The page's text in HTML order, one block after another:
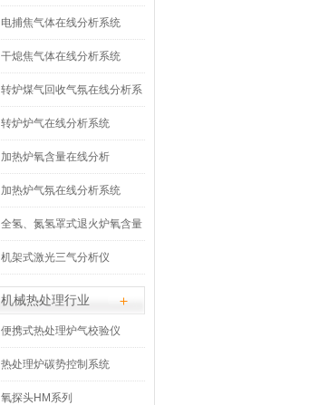
测系统
电捕焦气体在线分析系统
干熄焦气体在线分析系统
转炉煤气回收气氛在线分析系
统
转炉炉气在线分析系统
加热炉氧含量在线分析
加热炉气氛在线分析系统
全氢、氮氢罩式退火炉氧含量
在线分析仪
机架式激光三气分析仪
机械热处理行业
便携式热处理炉气校验仪
热处理炉碳势控制系统
氧探头HM系列